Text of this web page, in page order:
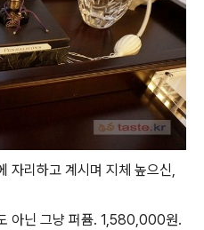
자리하고 계시며 지체 높으신,
아닌 그냥 퍼퓸. 1,580,000원.